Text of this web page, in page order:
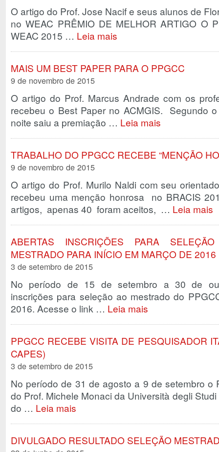
O artigo do Prof. Jose Nacif e seus alunos de
no WEAC PRÊMIO DE MELHOR ARTIGO O
WEAC 2015 … Leia mais
MAIS UM BEST PAPER PARA O PPGCC
9 de novembro de 2015
O artigo do Prof. Marcus Andrade com os
recebeu o Best Paper no ACMGIS. Segundo
noite saiu a premiação … Leia mais
TRABALHO DO PPGCC RECEBE “MENÇÃO
9 de novembro de 2015
O artigo do Prof. Murilo Naldi com seu
recebeu uma menção honrosa no BRACIS
artigos, apenas 40 foram aceitos, … Leia mais
ABERTAS INSCRIÇÕES PARA
MESTRADO PARA INÍCIO EM MARÇO DE 2016
3 de setembro de 2015
No período de 15 de setembro a 30 de
inscrições para seleção ao mestrado do
2016. Acesse o link … Leia mais
PPGCC RECEBE VISITA DE PESQUISADOR
CAPES)
3 de setembro de 2015
No período de 31 de agosto a 9 de setembro o
do Prof. Michele Monaci da Università degli
do … Leia mais
DIVULGADO RESULTADO SELEÇÃO